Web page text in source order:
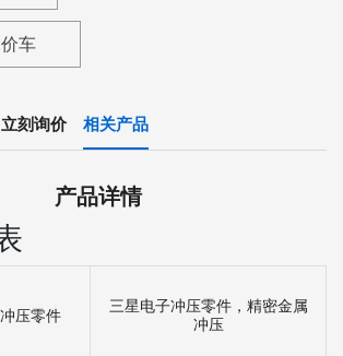
车
立刻询价 相关产品
产品详情
压零件
三星电子冲压零件，精密金属
冲压